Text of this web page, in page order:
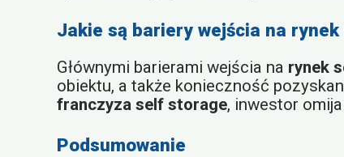
Jakie są bariery wejścia na
Głównymi barierami wejścia na rynek
obiektu, a także konieczność
franczyza self storage, inwestor
Podsumowanie